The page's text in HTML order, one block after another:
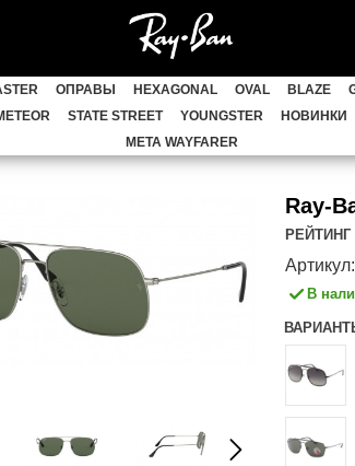
ОПРАВЫ HEXAGONAL OVAL BLAZE
STATE STREET YOUNGSTER НОВИНКИ
META WAYFARER
WAYFARER CLUBMASTER
HIGHSTREET ACTIVE STYLE
Ray Ban Детские Ray Ban
Ray-
РЕЙТИНГ
Артикул:
В